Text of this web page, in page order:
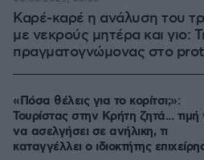
Καρέ-καρέ η ανάλυση του
με νεκρούς μητέρα και γιο:
πραγματογνώμονας στο
«Πόσα θέλεις για το κορίτσι;»:
Τουρίστας στην Κρήτη ζητά... τιμή
να ασελγήσει σε ανήλικη, τι
καταγγέλλει ο ιδιοκτήτης